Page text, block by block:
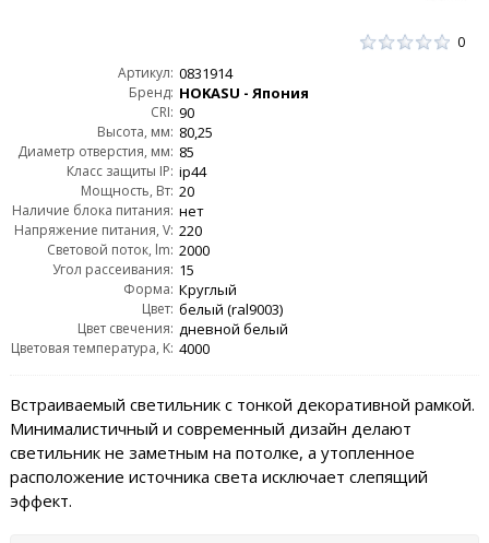
0
Артикул: 0831914
Бренд: HOKASU - Япония
CRI: 90
Высота, мм: 80,25
Диаметр отверстия, мм: 85
Класс защиты IP: ip44
Мощность, Вт: 20
Наличие блока питания: нет
Напряжение питания, V: 220
Световой поток, lm: 2000
Угол рассеивания: 15
Форма: Круглый
Цвет: белый (ral9003)
Цвет свечения: дневной белый
Цветовая температура, K: 4000
Встраиваемый светильник с тонкой декоративной рамкой.
Минималистичный и современный дизайн делают
светильник не заметным на потолке, а утопленное
расположение источника света исключает слепящий
эффект.